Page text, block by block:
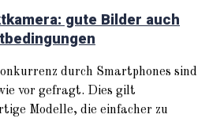
gute Bilder auch
durch Smartphones sind
vor gefragt. Dies gilt
Modelle, die einfacher zu